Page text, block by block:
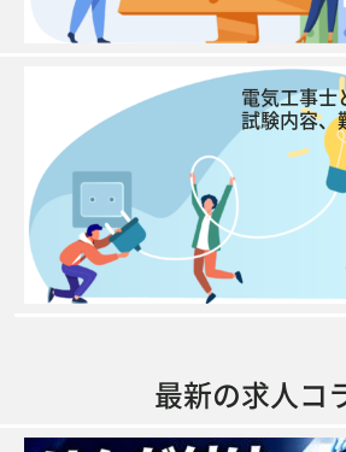
電気工事士
試験内容、
最新の求人コ